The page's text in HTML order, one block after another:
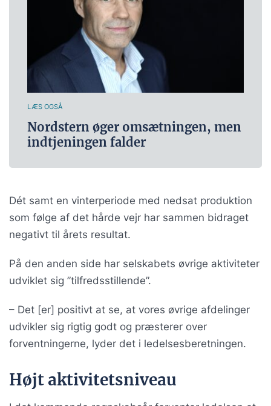
LÆS OGSÅ
Nordstern øger omsætningen, men
indtjeningen falder
Dét samt en vinterperiode med nedsat produktion
som følge af det hårde vejr har sammen bidraget
negativt til årets resultat.
På den anden side har selskabets øvrige aktiviteter
udviklet sig ”tilfredsstillende”.
– Det [er] positivt at se, at vores øvrige afdelinger
udvikler sig rigtig godt og præsterer over
forventningerne, lyder det i ledelsesberetningen.
Højt aktivitetsniveau